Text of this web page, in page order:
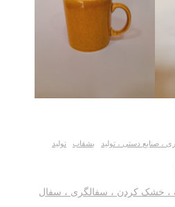
، صنایع دستی ، تولید بشقاب تولید
خشک کردن ، سفالگری ، سفال